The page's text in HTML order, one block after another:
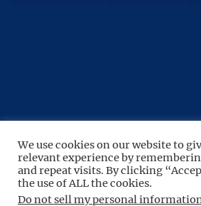
Copyright © 2026 நிதர்சனம்.All rights
Theme: BoundlessNews By
WordPress.
We use cookies on our website to
relevant experience by
and repeat visits. By clicking
the use of ALL the cookies.
Do not sell my personal